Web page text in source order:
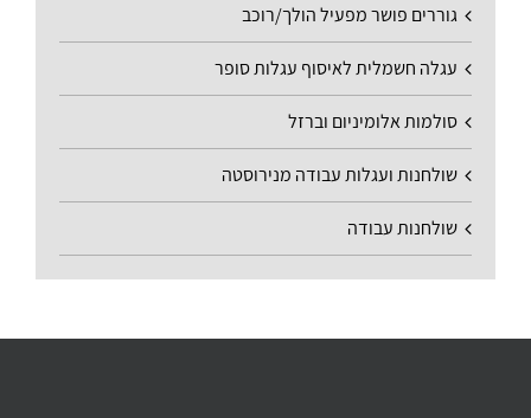
גוררים פושר מפעיל הולך/רוכב
עגלה חשמלית לאיסוף עגלות סופר
סולמות אלומיניום וברזל
שולחנות ועגלות עבודה מנירוסטה
שולחנות עבודה